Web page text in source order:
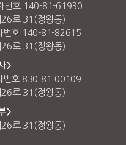
번호 140-81-61930
26로 31(정왕동)
번호 140-81-82615
26로 31(정왕동)
>
번호 830-81-00109
26로 31(정왕동)
>
26로 31(정왕동)